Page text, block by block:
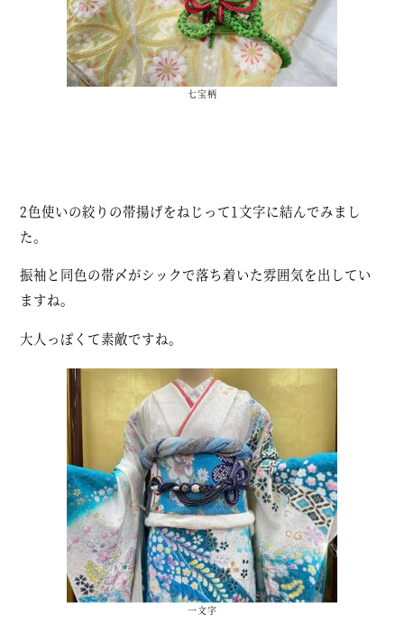
七宝柄
2色使いの絞りの帯揚げをねじって1文字に結んでみまし
た。
振袖と同色の帯〆がシックで落ち着いた雰囲気を出してい
ますね。
大人っぽくて素敵ですね。
一文字